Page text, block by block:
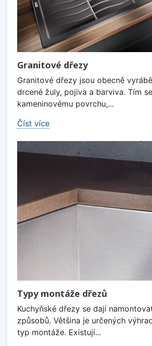
Granitové dřezy
Granitové dřezy jsou obecně
drcené žuly, pojiva a barviva. Tím
kameninovému povrchu,...
Číst více
Typy montáže dřezů
Kuchyňské dřezy se dají
způsobů. Většina je určených
typ montáže. Existují...